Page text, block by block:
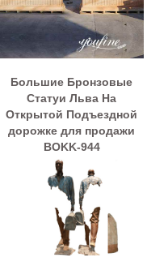
Большие Бронзовые
Статуи Льва На
Открытой Подъездной
дорожке для продажи
BOKK-944